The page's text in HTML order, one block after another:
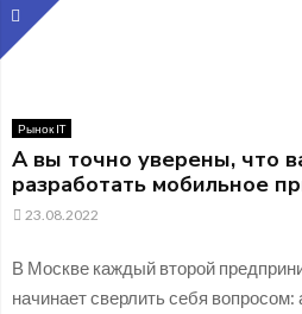
Рынок IT
А вы точно уверены, что
разработать мобильное
23.08.2022
В Москве каждый второй
начинает сверлить себя вопросом: